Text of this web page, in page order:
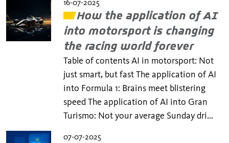
16-07-2025
How the application of AI
into motorsport is changing
the racing world forever
Table of contents AI in motorsport: Not
just smart, but fast The application of AI
into Formula 1: Brains meet blistering
speed The application of AI into Gran
Turismo: Not your average Sunday dri...
07-07-2025